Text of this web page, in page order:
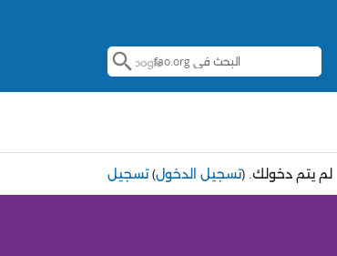
لم يتم دخولك. (تسجيل الدخول)تسجيل